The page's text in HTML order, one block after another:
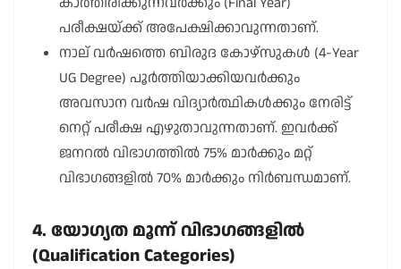
പരീക്ഷയ്ക്ക് അപേക്ഷിക്കാവുന്നതാണ്.
നാല് വർഷത്തെ ബിരുദ കോഴ്‌സുകൾ (4-Year
UG Degree) പൂർത്തിയാക്കിയവർക്കും
അവസാന വർഷ വിദ്യാർത്ഥികൾക്കും നേരിട്ട്
നെറ്റ് പരീക്ഷ എഴുതാവുന്നതാണ്. ഇവർക്ക്
ജനറൽ വിഭാഗത്തിൽ 75% മാർക്കും മറ്റ്
വിഭാഗങ്ങളിൽ 70% മാർക്കും നിർബന്ധമാണ്.
4. യോഗ്യത മൂന്ന് വിഭാഗങ്ങളിൽ
(Qualification Categories)